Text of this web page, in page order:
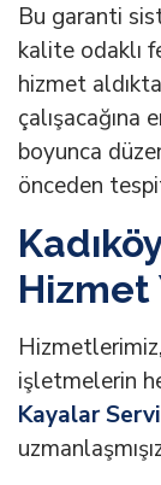
Bu garanti
kalite odaklı
hizmet
çalışacağına
boyunca
önceden
Hizmet
işletmelerin
Kayalar